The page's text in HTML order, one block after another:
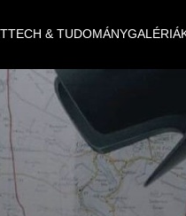
TECH & TUDOMÁNY